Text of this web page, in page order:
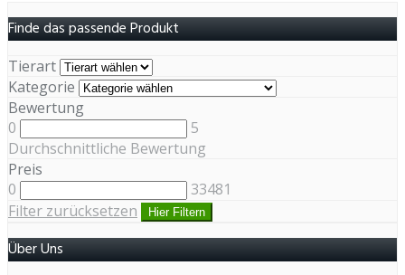
Finde das passende Produkt
Tierart
Kategorie
Bewertung
0
5
Durchschnittliche Bewertung
Preis
0
33481
Filter zurücksetzen
Hier Filtern
Über Uns